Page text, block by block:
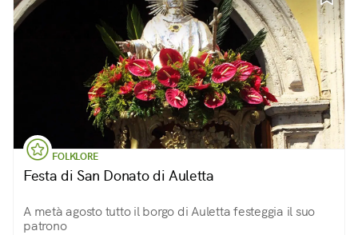
FOLKLORE
Festa di San Donato di Auletta
A metà agosto tutto il borgo di Auletta festeggia il suo
patrono